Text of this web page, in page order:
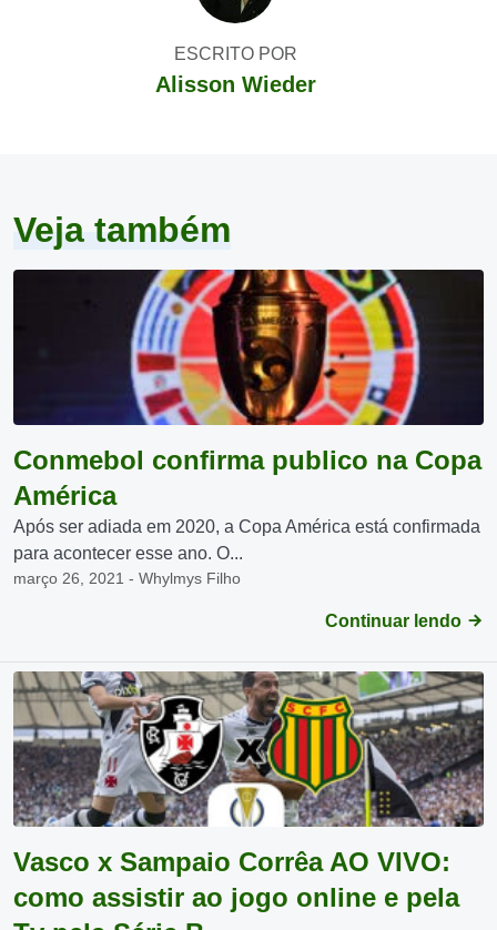
ESCRITO POR
Alisson Wieder
Veja também
Conmebol confirma publico na Copa
América
Após ser adiada em 2020, a Copa América está confirmada
para acontecer esse ano. O...
março 26, 2021 - Whylmys Filho
Continuar lendo
Vasco x Sampaio Corrêa AO VIVO:
como assistir ao jogo online e pela